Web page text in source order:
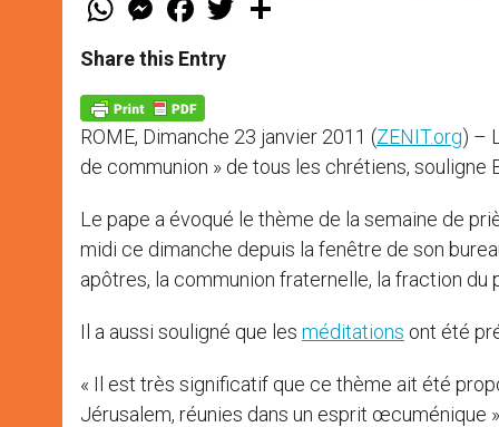
t
s
p
p
e
s
e
g
e
r
a
e
b
k
w
Share this Entry
ROME, Dimanche 23 janvier 2011 (ZENIT.org) –
de communion » de tous les chrétiens, souligne
Le pape a évoqué le thème de la semaine de
midi ce dimanche depuis la fenêtre de son
apôtres, la communion fraternelle, la fraction du
Il a aussi souligné que les méditations ont été
« Il est très significatif que ce thème ait été
Jérusalem, réunies dans un esprit œcuménique